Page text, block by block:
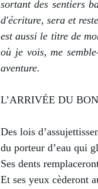
sortant des sentiers
d'écriture, sera et
est aussi le titre de
où je vois, me
aventure.
L’ARRIVÉE DU
Des lois
du porteur d’eau qui
Ses dents
Et ses yeux cèderont